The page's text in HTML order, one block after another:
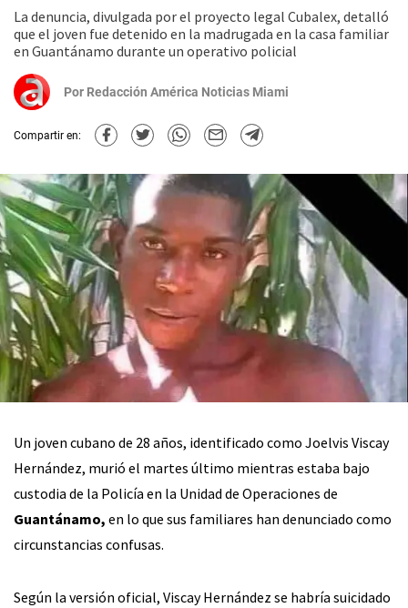
La denuncia, divulgada por el proyecto legal Cubalex, detalló
que el joven fue detenido en la madrugada en la casa familiar
en Guantánamo durante un operativo policial
Por Redacción América Noticias Miami
Compartir en:
Un joven cubano de 28 años, identificado como Joelvis Viscay
Hernández, murió el martes último mientras estaba bajo
custodia de la Policía en la Unidad de Operaciones de
Guantánamo, en lo que sus familiares han denunciado como
circunstancias confusas.
Según la versión oficial, Viscay Hernández se habría suicidado